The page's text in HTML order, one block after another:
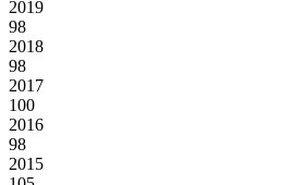
2019
98
2018
98
2017
100
2016
98
2015